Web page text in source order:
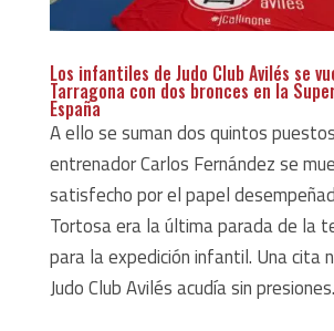
Los infantiles de Judo Club Avilés se
Tarragona con dos bronces en la
España
A ello se suman dos quintos
entrenador Carlos Fernández se
satisfecho por el papel
Tortosa era la última parada de la
para la expedición infantil. Una cita
Judo Club Avilés acudía sin